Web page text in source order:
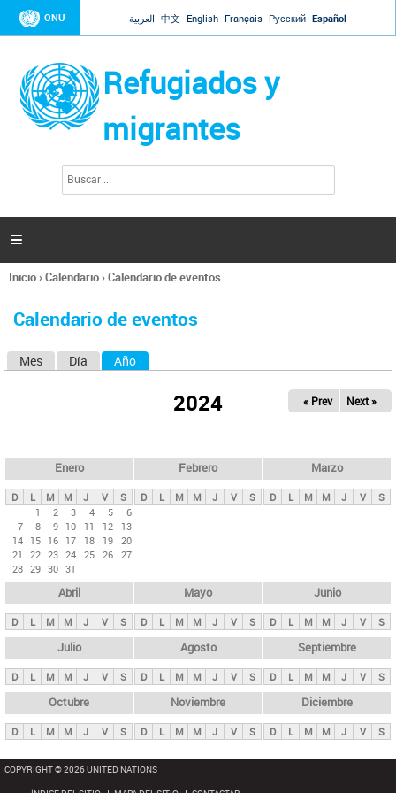
Jump to navigation
ONU العربية 中文 English Français Русский Español
Refugiados y
migrantes
l
d
s

Se
usted
Inicio›Calendario›Calendario de eventos
Calendario de eventos
s
p
n
i
p
a
l
s
Mes Día Año
2024 « Prev Next »
Enero
D L M M J V
S
1
2 3 4 5
6
7
8 9 10 11 12
13
14 15 16 17 18 19 20
21
22 23 24 25 26 27
28 29 30 31
Febrero
D L M M J V S
Marzo
D L M M J V S
Abril
D L M M J V S
Mayo
D L M M J V S
Junio
D L M M J V S
Julio
D L M M J V S
Agosto
D L M M J V S
Septiembre
D L M M J V S
Octubre
D L M M J V S
Noviembre
D L M M J V S
Diciembre
D L M M J V S
COPYRIGHT © 2026 UNITED NATIONS